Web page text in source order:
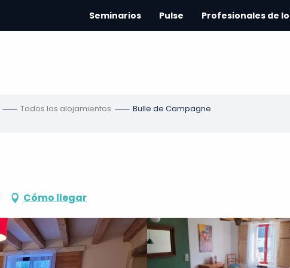
Seminarios Pulse Profesionales de
Todos los alojamientos Bulle de Campagne
Cómo llegar